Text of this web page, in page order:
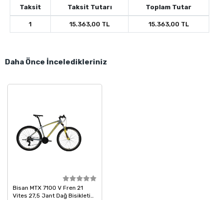
Taksit Taksit Tutarı Toplam Tutar
1 15.363,00 TL 15.363,00 TL
Daha Önce İnceledikleriniz
Bisan MTX 7100 V Fren 21
Vites 27,5 Jant Dağ Bisikleti